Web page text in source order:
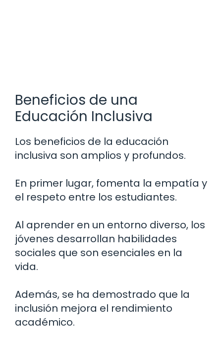
Beneficios de una
Educación Inclusiva
Los beneficios de la educación
inclusiva son amplios y profundos.
En primer lugar, fomenta la empatía y
el respeto entre los estudiantes.
Al aprender en un entorno diverso, los
jóvenes desarrollan habilidades
sociales que son esenciales en la
vida.
Además, se ha demostrado que la
inclusión mejora el rendimiento
académico.